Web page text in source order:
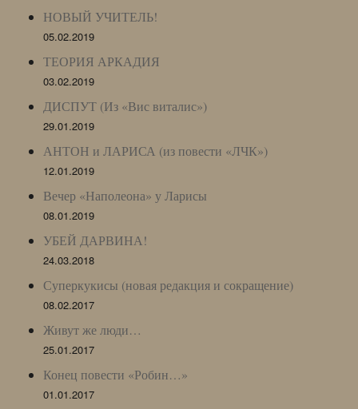
НОВЫЙ УЧИТЕЛЬ!
05.02.2019
ТЕОРИЯ АРКАДИЯ
03.02.2019
ДИСПУТ (Из «Вис виталис»)
29.01.2019
АНТОН и ЛАРИСА (из повести «ЛЧК»)
12.01.2019
Вечер «Наполеона» у Ларисы
08.01.2019
УБЕЙ ДАРВИНА!
24.03.2018
Суперкукисы (новая редакция и сокращение)
08.02.2017
Живут же люди…
25.01.2017
Конец повести «Робин…»
01.01.2017